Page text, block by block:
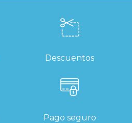
Descuentos
Pago seguro